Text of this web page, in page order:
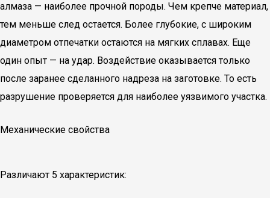
алмаза — наиболее прочной породы. Чем крепче материал,
тем меньше след остается. Более глубокие, с широким
диаметром отпечатки остаются на мягких сплавах. Еще
один опыт — на удар. Воздействие оказывается только
после заранее сделанного надреза на заготовке. То есть
разрушение проверяется для наиболее уязвимого участка.
Механические свойства
Различают 5 характеристик: